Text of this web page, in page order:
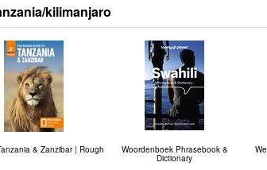
kilimanjaro
& Zanzibar | Rough Woordenboek Phrasebook &
Dictionary